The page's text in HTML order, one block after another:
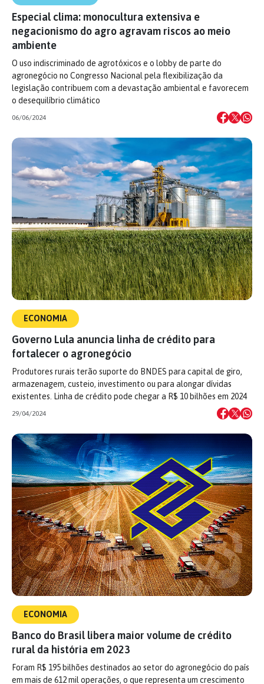
Especial clima: monocultura extensiva e
negacionismo do agro agravam riscos ao meio
ambiente
O uso indiscriminado de agrotóxicos e o lobby de parte do
agronegócio no Congresso Nacional pela flexibilização da
legislação contribuem com a devastação ambiental e favorecem
o desequilíbrio climático
06/06/2024
ECONOMIA
Governo Lula anuncia linha de crédito para
fortalecer o agronegócio
Produtores rurais terão suporte do BNDES para capital de giro,
armazenagem, custeio, investimento ou para alongar dívidas
existentes. Linha de crédito pode chegar a R$ 10 bilhões em 2024
29/04/2024
ECONOMIA
Banco do Brasil libera maior volume de crédito
rural da história em 2023
Foram R$ 195 bilhões destinados ao setor do agronegócio do país
em mais de 612 mil operações, o que representa um crescimento